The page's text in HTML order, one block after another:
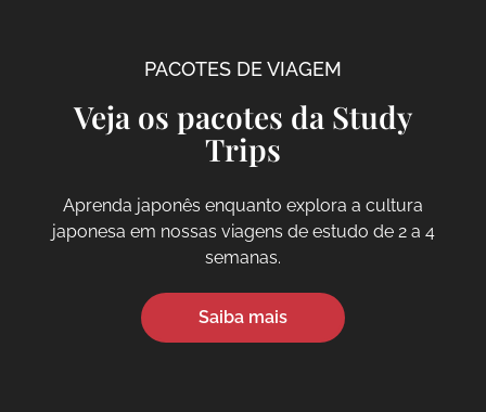
PACOTES DE VIAGEM
Veja os pacotes da Study
Trips
Aprenda japonês enquanto explora a cultura
japonesa em nossas viagens de estudo de 2 a 4
semanas.
Saiba mais